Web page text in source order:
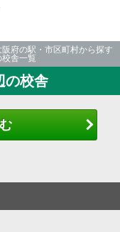
阪府の駅・市区町村から探す
舎一覧
の校舎